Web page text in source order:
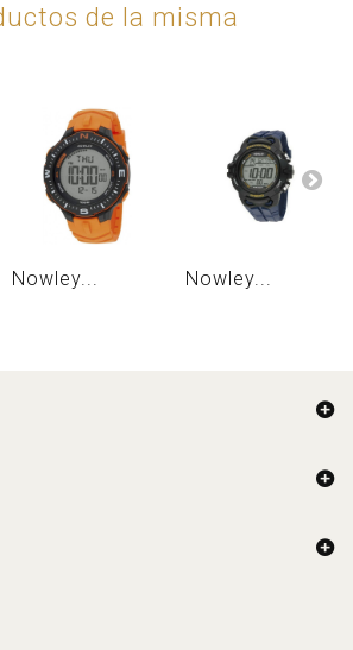
de la misma
Nowley... Nowley...